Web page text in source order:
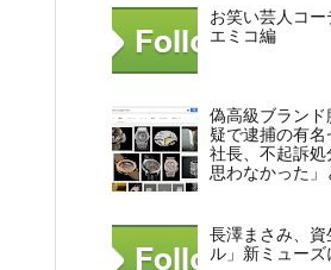
お笑い芸人コ
エミコ編
偽高級ブラン
疑で逮捕の有
社長、不起訴
思わなかった
長澤まさみ、
ル」新ミューズ